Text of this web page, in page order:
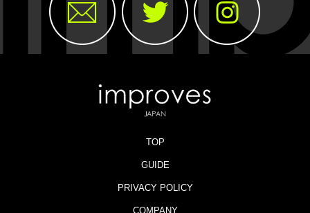
TOP
GUIDE
PRIVACY POLICY
COMPANY